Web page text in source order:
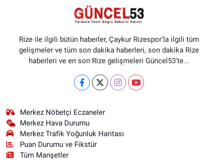
Rize ile ilgili bütün haberler, Çaykur Rizespor'la ilgili tüm
gelişmeler ve tüm son dakika haberleri, son dakika Rize
haberleri ve en son Rize gelişmeleri Güncel53'te...
Merkez Nöbetçi Eczaneler
Merkez Hava Durumu
Merkez Trafik Yoğunluk Haritası
Puan Durumu ve Fikstür
Tüm Manşetler